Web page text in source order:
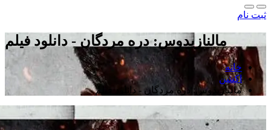
ثبت نام
مالنازیدوس: دره مردگان - دانلود فیلم
خانه
اکشن
مالنازیدوس: دره مردگان - دانلود فیلم